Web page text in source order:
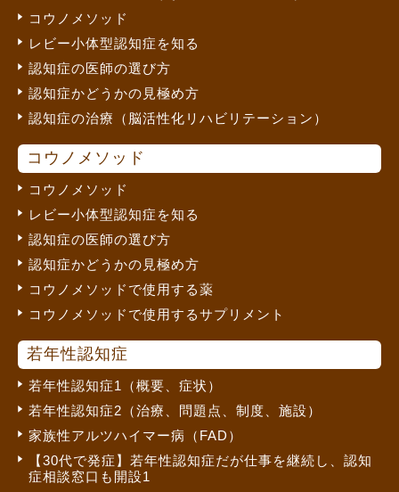
コウノメソッド
レビー小体型認知症を知る
認知症の医師の選び方
認知症かどうかの見極め方
認知症の治療（脳活性化リハビリテーション）
コウノメソッド
コウノメソッド
レビー小体型認知症を知る
認知症の医師の選び方
認知症かどうかの見極め方
コウノメソッドで使用する薬
コウノメソッドで使用するサプリメント
若年性認知症
若年性認知症1（概要、症状）
若年性認知症2（治療、問題点、制度、施設）
家族性アルツハイマー病（FAD）
【30代で発症】若年性認知症だが仕事を継続し、認知
症相談窓口も開設1